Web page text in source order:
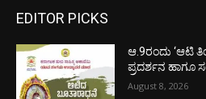
EDITOR PICKS
ಆ.9ರಂದು ‘ಆಟಿ
ಪ್ರದರ್ಶನ ಹಾಗೂ
August 8, 2026